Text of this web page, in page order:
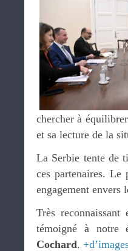
chercher à
et sa lecture de la
La Serbie tente de
ces partenaires. Le
engagement envers
Très
témoigné à notre
Cochard.